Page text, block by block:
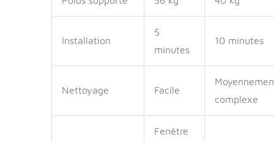
Installation
5
minutes
10 minutes
Nettoyage Facile
complexe
Fenêtre